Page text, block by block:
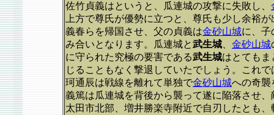
佐竹貞義はというと、瓜連城の攻撃に失敗し、
上方で尊氏が優勢に立つと、尊氏も少し余裕
義春らを帰国させ、父の貞義は金砂山城に、子
み合いとなります。瓜連城と武生城 金砂山城
に守られた究極の要害である武生城はとても
じることもなく撃退していたでしょう。これ
珂通辰は戦線を離れて単独で金砂山城への奇襲
義篤は瓜連城を背後から襲って遂に陥落させ
太田市北部、増井勝楽寺附近で自刃したとも